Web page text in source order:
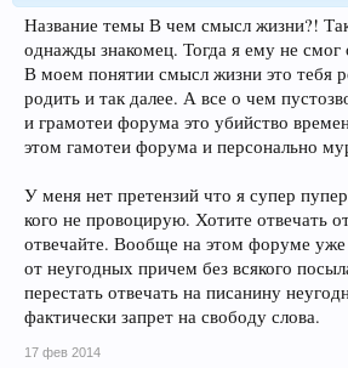
Название темы В чем смысл жизни?!
однажды знакомец. Тогда я ему не смог
В моем понятии смысл жизни это тебя
родить и так далее. А все о чем
и грамотеи форума это убийство
этом гамотеи форума и персонально
У меня нет претензий что я супер
кого не провоцирую. Хотите отвечать
отвечайте. Вообще на этом форуме уже
от неугодных причем без всякого
перестать отвечать на писанину
фактически запрет на свободу слова.
17 фев 2014